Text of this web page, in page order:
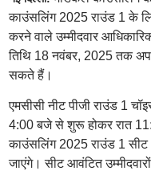
काउंसलिंग 2025 राउंड 1 के
करने वाले उम्मीदवार
तिथि 18 नवंबर, 2025 तक
सकते हैं।
एमसीसी नीट पीजी राउंड 1
4:00 बजे से शुरू होकर रात
काउंसलिंग 2025 राउंड 1 सीट
जाएंगे। सीट आवंटित